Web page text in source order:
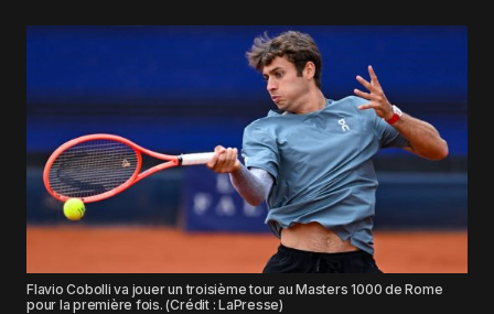
Flavio Cobolli va jouer un troisième tour au Masters 1000 de Rome
pour la première fois. (Crédit : LaPresse)